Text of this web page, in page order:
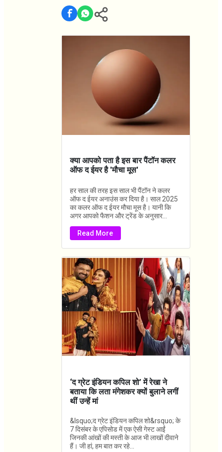
क्या आपको पता है इस बार पैंटॉन कलर
ऑफ द ईयर है 'मौचा मूस'
हर साल की तरह इस साल भी पैंटॉन ने कलर
ऑफ द ईयर अनाउंस कर दिया है। साल 2025
का कलर ऑफ द ईयर मौचा मूस है। यानी कि
अगर आपको फैशन और ट्रेंड के अनुसार...
Read More
‘द ग्रेट इंडियन कपिल शो’ में रेखा ने
बताया कि लता मंगेशकर क्यों बुलाने लगीं
थीं उन्हें मां
&lsquo;द ग्रेट इंडियन कपिल शो&rsquo; के
7 दिसंबर के एपिसोड में एक ऐसी गेस्ट आईं
जिनकी आंखों की मस्ती के आज भी लाखों दीवाने
हैं। जी हां, हम बात कर रहे...